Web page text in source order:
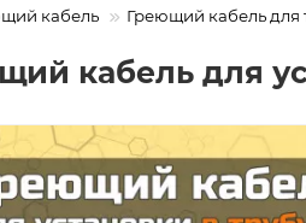
кабель Греющий кабель для
кабель для